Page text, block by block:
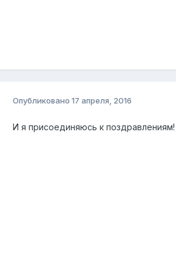
Опубликовано 17 апреля, 2016
И я присоединяюсь к поздравлениям!